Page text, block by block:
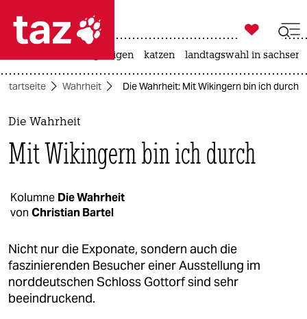
 taz zahl ich
taz zahl ich
themen
politik
gesellschaft
kultur
sport
berlin

taz zahl ich
bergsteigen katzen landtagswahl in
Startseite Wahrheit Die Wahrheit: Mit Wikingern bin ich durch
Die Wahrheit
Mit Wikingern bin ich durch
Kolumne Die Wahrheit
von Christian Bartel
Nicht nur die Exponate, sondern auch die
faszinierenden Besucher einer Ausstellung im
norddeutschen Schloss Gottorf sind sehr
beeindruckend.